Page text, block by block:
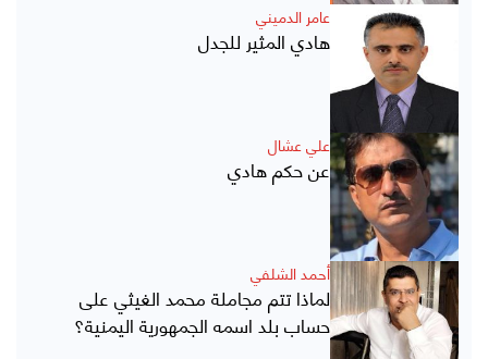
عامر الدميني
هادي المثير للجدل
علي عشال
عن حكم هادي
أحمد الشلفي
لماذا تتم مجاملة محمد الغيثي على
حساب بلد اسمه الجمهورية اليمنية؟